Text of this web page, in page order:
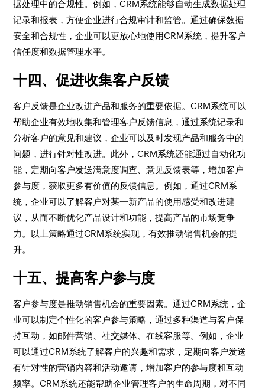
据处理中的合规性。例如，CRM系统能够自动生成数据处理
记录和报表，方便企业进行合规审计和监管。通过确保数据
安全和合规性，企业可以更放心地使用CRM系统，提升客户
信任度和数据管理水平。
十四、促进收集客户反馈
客户反馈是企业改进产品和服务的重要依据。CRM系统可以
帮助企业有效地收集和管理客户反馈信息，通过系统记录和
分析客户的意见和建议，企业可以及时发现产品和服务中的
问题，进行针对性改进。此外，CRM系统还能通过自动化功
能，定期向客户发送满意度调查、意见反馈表等，增加客户
参与度，获取更多有价值的反馈信息。例如，通过CRM系
统，企业可以了解客户对某一新产品的使用感受和改进建
议，从而不断优化产品设计和功能，提高产品的市场竞争
力。以上策略通过CRM系统实现，有效推动销售机会的提
升。
十五、提高客户参与度
客户参与度是推动销售机会的重要因素。通过CRM系统，企
业可以制定个性化的客户参与策略，通过多种渠道与客户保
持互动，如邮件营销、社交媒体、在线客服等。例如，企业
可以通过CRM系统了解客户的兴趣和需求，定期向客户发送
有针对性的营销内容和活动邀请，增加客户的参与度和互动
频率。CRM系统还能帮助企业管理客户的生命周期，对不同